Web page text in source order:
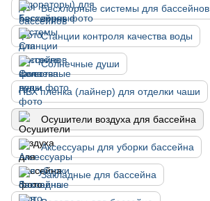
Бесхлорные системы для бассейнов
Станции контроля качества воды
Солнечные души
ПВХ плёнка (лайнер) для отделки чаши
Осушители воздуха для бассейна
Аксессуары для уборки бассейна
Закладные для бассейна